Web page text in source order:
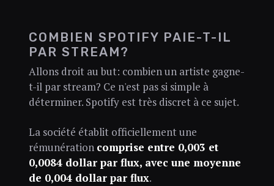
COMBIEN SPOTIFY PAIE-T-IL
PAR STREAM?
Allons droit au but: combien un artiste gagne-
t-il par stream? Ce n'est pas si simple à
déterminer. Spotify est très discret à ce sujet.
La société établit officiellement une
rémunération comprise entre 0,003 et
0,0084 dollar par flux, avec une moyenne
de 0,004 dollar par flux.